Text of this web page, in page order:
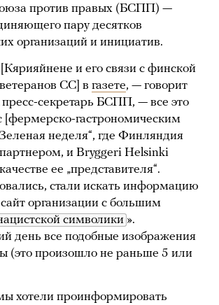
против правых (БСПП) —
пару десятков
организаций и инициатив.
и его связи с финской
СС] в газете, — говорит
секретарь БСПП, — все это
[фермерско-гастрономическим
неделя“, где Финляндия
и Bryggeri Helsinki
ее „представителя“.
стали искать информацию
организации с большим
символики ».
день все подобные изображения
(это произошло не раньше 5 или
хотели проинформировать